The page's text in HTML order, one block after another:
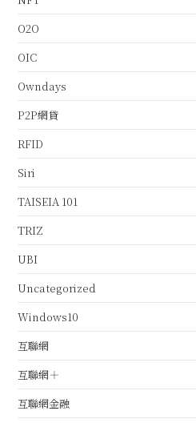
O2O
OIC
Owndays
P2P網貸
RFID
Siri
TAISEIA 101
TRIZ
UBI
Uncategorized
Windows10
互聯網
互聯網＋
互聯網金融